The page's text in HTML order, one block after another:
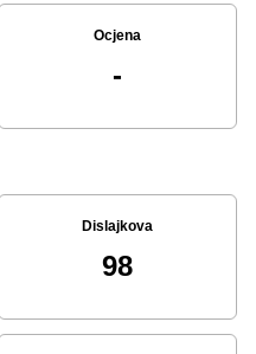
Ocjena
-
Dislajkova
98